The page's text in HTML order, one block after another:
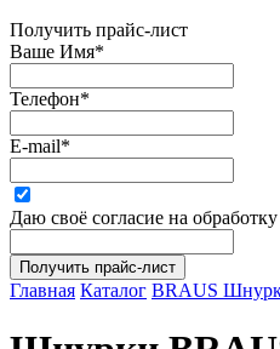
Получить прайс-лист
Ваше Имя*
Телефон*
E-mail*
Даю своё согласие на
Главная Каталог BRAUS